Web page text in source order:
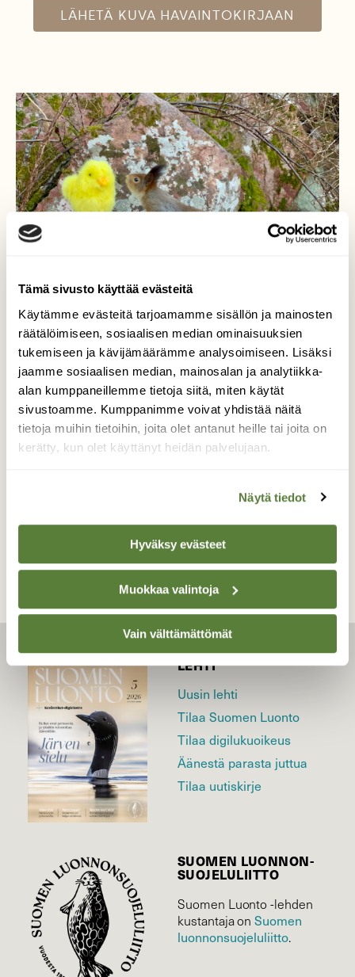
Tämä sivusto käyttää evästeitä
Käytämme evästeitä tarjoamamme sisällön ja mainosten
räätälöimiseen, sosiaalisen median ominaisuuksien
tukemiseen ja kävijämäärämme analysoimiseen. Lisäksi
jaamme sosiaalisen median, mainosalan ja analytiikka-
alan kumppaneillemme tietoja siitä, miten käytät
sivustoamme. Kumppanimme voivat yhdistää näitä
tietoja muihin tietoihin, joita olet antanut heille tai joita on
kerätty, kun olet käyttänyt heidän palvelujaan.
Näytä tiedot
Hyväksy evästeet
Muokkaa valintoja
Vain välttämättömät
LÄHETÄ KUVA HAVAINTOKIRJAAN
Uusi tuttavuus…!
Kurre tutustuu tipuun…! Turku 7.4
Valokuvaaja: Juhani Peltonen, Turku 7.4.2023
LEHTI
Uusin lehti
Tilaa Suomen Luonto
Tilaa digilukuoikeus
Äänestä parasta juttua
Tilaa uutiskirje
SUOMEN LUONNON­
SUOJELU­LIITTO
Suomen Luonto -lehden
kustantaja onSuomen
luonnonsuojelu­liitto.